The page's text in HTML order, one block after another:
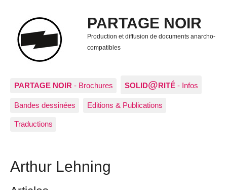
PARTAGE NOIR
Production et diffusion de documents anarcho-
compatibles
PARTAGE NOIR - Brochures SOLID@RITÉ - Infos
Bandes dessinées Editions & Publications
Traductions
Arthur Lehning